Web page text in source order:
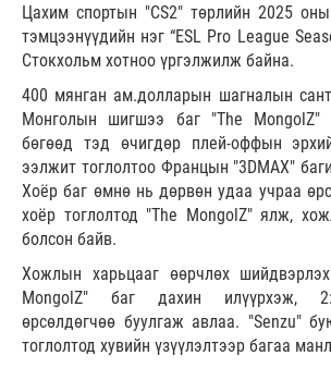
Цахим спортын "CS2" төрлийн 2025
тэмцээнүүдийн нэг “ESL Pro League
Стокхольм хотноо үргэлжилж байна.
400 мянган ам.долларын шагналын
Монголын шигшээ баг "The MongolZ"
бөгөөд тэд өчигдөр плей-оффын
ээлжит тоглолтоо Францын "3DMAX"
Хоёр баг өмнө нь дөрвөн удаа учраа
хоёр тоглолтод "The MongolZ" ялж,
болсон байв.
Хожлын харьцааг өөрчлөх
MongolZ" баг дахин илүүрхэж,
өрсөлдөгчөө буулгаж авлаа. "Senzu"
тоглолтод хувийн үзүүлэлтээр багаа